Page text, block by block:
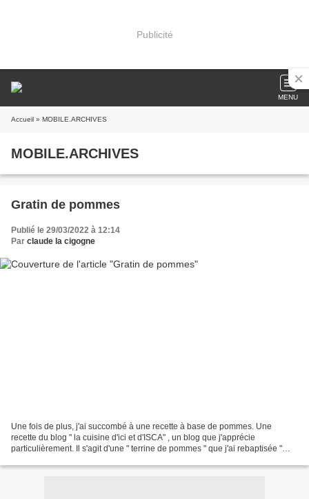
Publicité
MENU
Accueil » MOBILE.ARCHIVES
MOBILE.ARCHIVES
Gratin de pommes
Publié le 29/03/2022 à 12:14
Par claude la cigogne
Une fois de plus, j'ai succombé à une recette à base de pommes. Une
recette du blog " la cuisine d'ici et d'ISCA" , un blog que j'apprécie
particulièrement. Il s'agit d'une " terrine de pommes " que j'ai rebaptisée "